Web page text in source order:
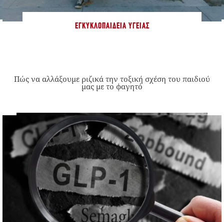
ΕΓΚΥΚΛΟΠΑΊΔΕΙΑ ΥΓΕΊΑΣ
Πώς να αλλάξουμε ριζικά την τοξική σχέση του παιδιού
μας με το φαγητό